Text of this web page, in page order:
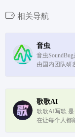
相关导航
音虫
音虫
由国内团队研
操作特点，为
者和音乐学习
一套完整的音
歌歌AI
歌歌AI写歌 是
在让每个人都